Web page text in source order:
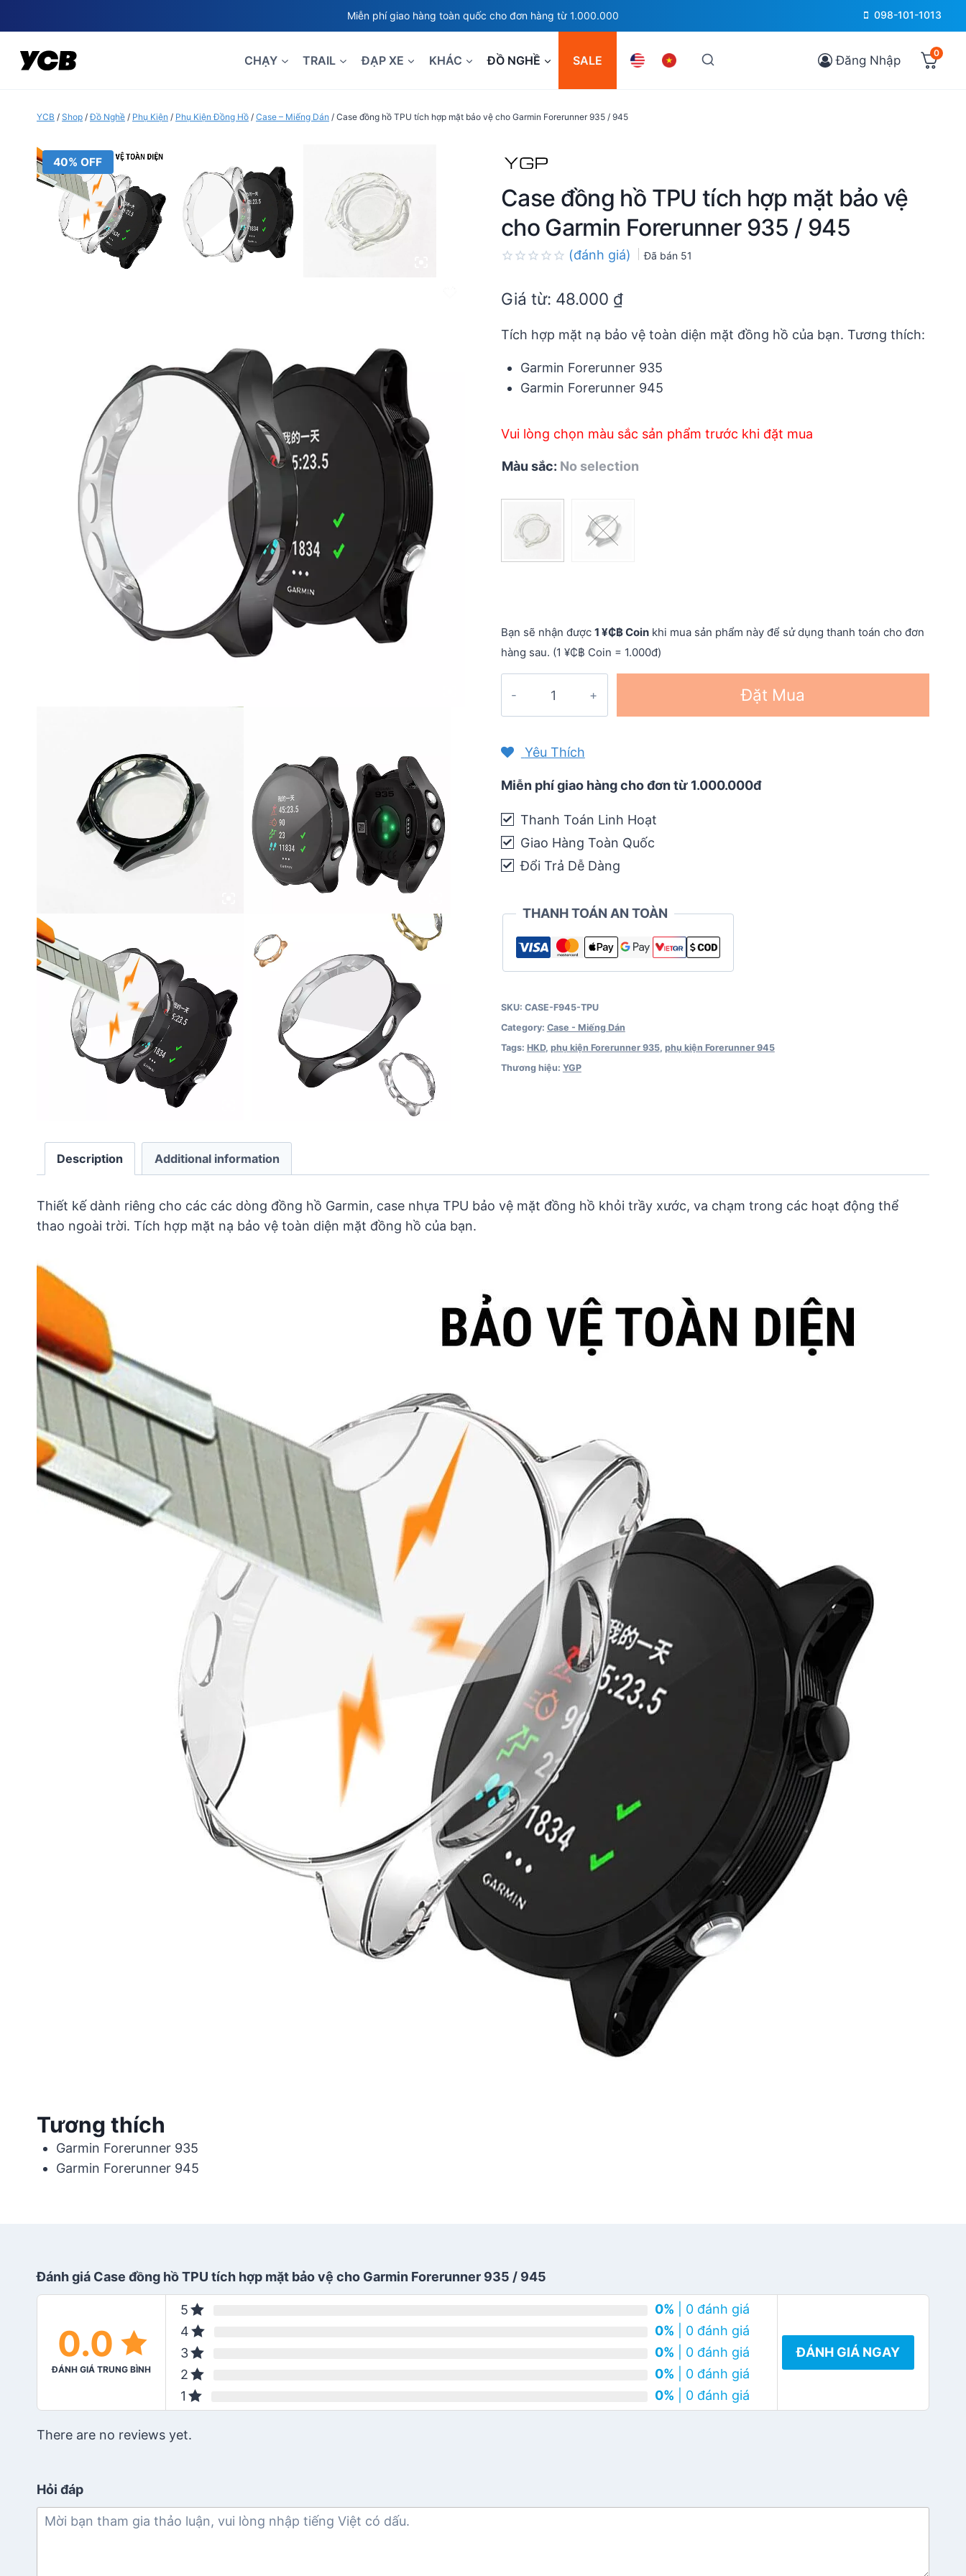
to
content
Miễn phí giao hàng toàn quốc cho đơn hàng từ 1.000.000 098-101-1013
CHẠY TRAIL ĐẠP XE KHÁC ĐỒ NGHỀ SALE Đăng Nhập 0
YCB / Shop /Đồ Nghề / Phụ Kiện / Phụ Kiện Đồng Hồ / Case – Miếng Dán / Case đồng hồ TPU tích hợp mặt bảo vệ cho Garmin Forerunner 935 / 945
40% OFF
Case đồng hồ TPU tích hợp mặt bảo vệ
cho Garmin Forerunner 935 / 945
out
(đánh giá) Đã bán 51
Giá từ: 48.000 ₫
Tích hợp mặt nạ bảo vệ toàn diện mặt đồng hồ của bạn. Tương thích:
Garmin Forerunner 935
Garmin Forerunner 945
Vui lòng chọn màu sắc sản phẩm trước khi đặt mua
Màu sắc: No selection
Bạn sẽ nhận được 1 ¥₵฿ Coinkhi mua sản phẩm này để sử dụng thanh toán cho đơn
hàng sau. (1 ¥₵฿ Coin = 1.000đ)
TPU
hợp
bảo
vệ
cho
Forerunner
Đặt Mua
Yêu Thích
Miễn phí giao hàng cho đơn từ 1.000.000đ
Thanh Toán Linh Hoạt
Giao Hàng Toàn Quốc
Đổi Trả Dễ Dàng
THANH TOÁN AN TOÀN
SKU: CASE-F945-TPU
Category: Case - Miếng Dán
Tags: HKD, phụ kiện Forerunner 935, phụ kiện Forerunner 945
Thương hiệu: YGP
Description Additional information
Thiết kế dành riêng cho các các dòng đồng hồ Garmin, case nhựa TPU bảo vệ mặt đồng hồ khỏi trầy xước, va chạm trong các hoạt động thể
thao ngoài trời. Tích hợp mặt nạ bảo vệ toàn diện mặt đồng hồ của bạn.
Tương thích
Garmin Forerunner 935
Garmin Forerunner 945
Đánh giá Case đồng hồ TPU tích hợp mặt bảo vệ cho Garmin Forerunner 935 / 945
0.0
ĐÁNH GIÁ TRUNG BÌNH
5 0% | 0 đánh giá
4
0% | 0 đánh giá
3
0% | 0 đánh giá
2
0% | 0 đánh giá
1
0% | 0 đánh giá
ĐÁNH GIÁ NGAY
There are no reviews yet.
Hỏi đáp